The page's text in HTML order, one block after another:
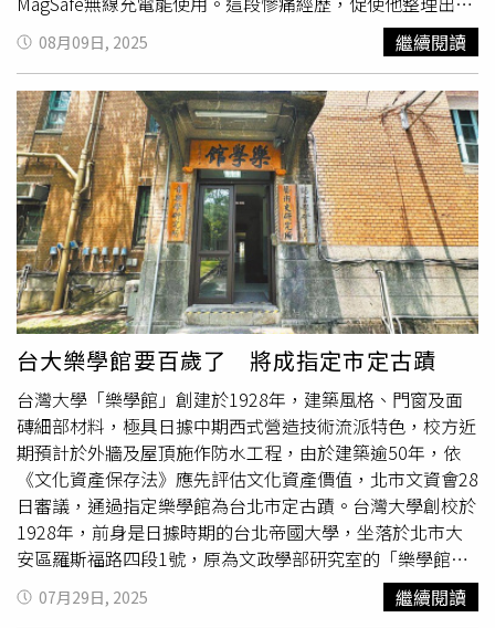
消費者所遭遇的情況，該名消費者表示自己購買三星Galaxy
Z Fold4摺疊機使用，結果手機在保固期內出現「無法完全
攤平」的故障。後續消費者將手機送往三星原廠維修中心檢
測後，被原廠以「人為使用不慎之強烈撞擊致轉軸受損」為
由，判定不在保固範圍內，表示如果要維修，就要支付新台
幣17,100元的維修費用。該名消費者無法接受，認為自己只
是正常使用，並未對手機施加任何強烈撞擊。最後消費者決
定對三星提告，案號為113年度湖簡字第399號。PTT網友的
發文。（圖／翻攝自PTT MobileComm）後續台灣士林地方
法院判決三星敗訴。法院首先提到，三星的保固條款屬於
「定型化契約」，依消費者保護法第11條第2項規定，如有
疑義時應作有利於消費者之解釋。這代表當保固條款存在解
釋空間時，法律傾向保護消費者而非企業。​法院也明確表示
「舉證責任在三星」，三星主張故障係人為使用不慎之強烈
撞擊致轉軸受損，應由三星就此「有利於己之事實」負舉證
責任。這打破過往消費者「自證清白」的做法。​而雖然三星
有提供實驗室測試示意圖進行佐證，但該項證據未能說服法
院。法院認為，三實驗室測試示意圖並非針對該支手機的實
驗測試，難以推論故障原因；損壞判斷照片僅為手機外觀的
觀察，且三星自己承認「在拆的過程可能損害加劇，所以沒
有拆開來檢查」。法院認為，三星提出的檢測報告僅記載
「故障原因判定為人為強烈撞擊致轉軸受損」，未具體說明
如何判斷係人為強烈撞擊所致，且檢測報告內容過於簡略，
項充電原則，提醒使用者延長電池壽命並降低風險。Tim哥
在影片中首先強調，睡覺時長時間充電是最該避免的行為。
他過去常在睡覺時插著電源，一充就是八小時以上，如今改
成睡前看電視時充到約60%至70%就拔掉，隔天起床再補到
80%或90%，既安全又能減少電池長期處於高電量的時間。
他補充，iPhone使用者也能透過「設定」調整充電上限，例
如限制在90%，避免過度充電。另一個方法是開啟「最佳化
電池充電」功能，讓系統自動學習並記錄使用者的充電習
慣。例如習慣凌晨插電、早上8點起床，系統會在接近起床
時間才完成充電，減少電池長時間維持滿電。不過他提醒，
這功能較適合作息穩定的人，若生活作息經常變動，效果可
能有限。他也建議，電量應維持在20%至80%之間，才能有
效避免過度放電或過度充電對電池造成的損傷。以他去年9
月購入的新機為例，採用這種方式後，今年7月電池健康度
仍維持在96%。他認為，與其對電量焦慮，不如等降到約
20%再充電，長期下來更能保護電池。Tim哥也提到，環境
溫度同樣是影響電池壽命的關鍵，高溫會增加電池膨脹、起
火或爆炸的風險，低溫則會降低電荷轉移效率，影響充電速
度與健康度。因此建議避免在悶熱、極寒或三溫暖等環境中
充電，最好選擇通風良好的空間。除了使用習慣，他也提醒
硬體配件的安全性不可忽視。無論是充電線、轉接頭或充電
器，都應選擇Apple原廠或通過MFi認證的產品，並建議每
隔2至3年更換一次，以避免老化造成短路。他特別提醒，邊
08月09日, 2025 繼續閱讀
台大樂學館要百歲了 將成指定市定古蹟
台灣大學「樂學館」創建於1928年，建築風格、門窗及面
磚細部材料，極具日據中期西式營造技術流派特色，校方近
期預計於外牆及屋頂施作防水工程，由於建築逾50年，依
《文化資產保存法》應先評估文化資產價值，北市文資會28
日審議，通過指定樂學館為台北市定古蹟。台灣大學創校於
1928年，前身是日據時期的台北帝國大學，坐落於北市大
安區羅斯福路四段1號，原為文政學部研究室的「樂學館」
是圖書館的附屬建築，為設校後於1928年最早興建完成的
建築。「樂學館」主要作為研究室使用，目前為藝術史研究
07月29日, 2025 繼續閱讀